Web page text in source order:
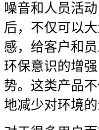
噪音和人员活
后，不仅可以
感，给客户和
环保意识的增
势。这类产品
地减少对环境